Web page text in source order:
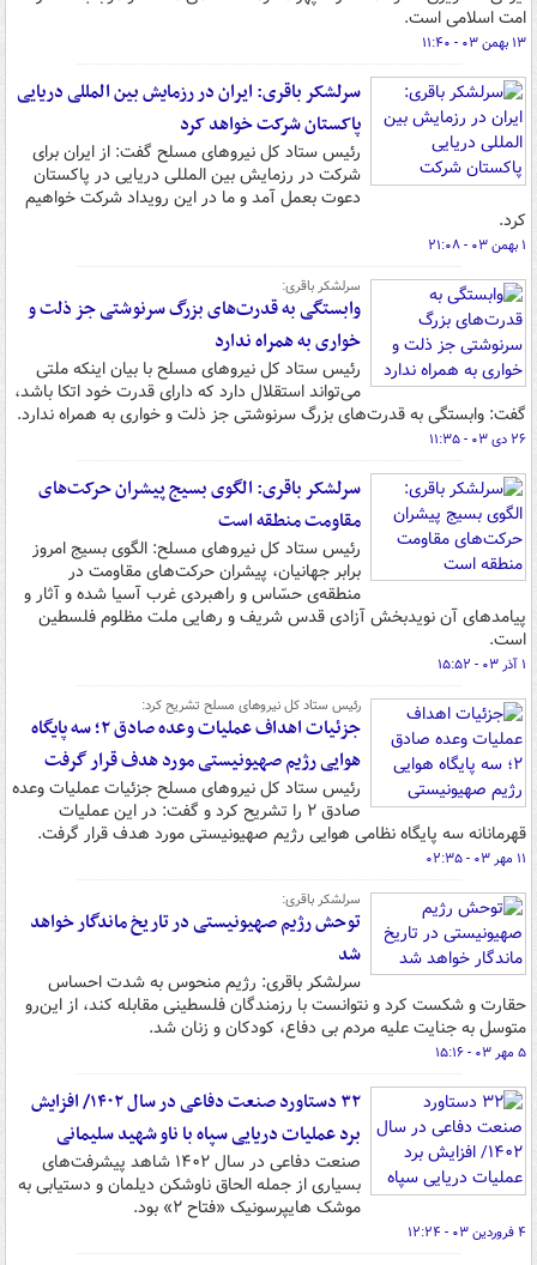
امت اسلامی است.
۱۳ بهمن ۰۳ - ۱۱:۴۰
سرلشکر باقری: ایران در رزمایش بین المللی دریایی
پاکستان شرکت خواهد کرد
رئیس ستاد کل نیروهای مسلح گفت: از ایران برای
شرکت در رزمایش بین المللی دریایی در پاکستان
دعوت‌ بعمل آمد و ما در این رویداد شرکت خواهیم
کرد.
۱ بهمن ۰۳ - ۲۱:۰۸
سرلشکر باقری:
وابستگی به قدرت‌های بزرگ سرنوشتی جز ذلت و
خواری به همراه ندارد
رئیس ستاد کل نیروهای مسلح با بیان اینکه ملتی
می‌تواند استقلال دارد که دارای قدرت خود اتکا باشد،
گفت: وابستگی به قدرت‌های بزرگ سرنوشتی جز ذلت و خواری به همراه ندارد.
۲۶ دی ۰۳ - ۱۱:۳۵
سرلشکر باقری: الگوی بسیج پیشران حرکت‌های
مقاومت منطقه است
رئیس ستاد کل نیروهای مسلح: الگوی بسیج امروز
برابر جهانیان، پیشران حرکت‌های مقاومت در
منطقه‌ی حسّاس و راهبردی غرب آسیا شده و آثار و
پیامدهای آن نویدبخش آزادی قدس شریف و رهایی ملت مظلوم فلسطین
است.
۱ آذر ۰۳ - ۱۵:۵۲
رئیس ستاد کل نیروهای مسلح تشریح کرد:
جزئیات اهداف عملیات وعده صادق ۲؛ سه پایگاه
هوایی رژیم صهیونیستی مورد هدف قرار گرفت
رئیس ستاد کل نیروهای مسلح جزئیات عملیات وعده
صادق ۲ را تشریح کرد و گفت: در این عملیات
قهرمانانه سه پایگاه نظامی هوایی رژیم صهیونیستی مورد هدف قرار گرفت.
۱۱ مهر ۰۳ - ۰۲:۳۵
سرلشکر باقری:
توحش رژیم صهیونیستی در تاریخ ماندگار خواهد
شد
سرلشکر باقری: رژیم منحوس به شدت احساس
حقارت و شکست کرد و نتوانست با رزمندگان فلسطینی مقابله کند، از این‌رو
متوسل به جنایت علیه مردم بی دفاع، کودکان و زنان شد.
۵ مهر ۰۳ - ۱۵:۱۶
۳۲ دستاورد صنعت دفاعی در سال ۱۴۰۲/ افزایش
برد عملیات دریایی سپاه با ناو شهید سلیمانی
صنعت دفاعی در سال ۱۴۰۲ شاهد پیشرفت‌های
بسیاری از جمله الحاق ناوشکن دیلمان و دستیابی به
موشک هایپرسونیک «فتاح ۲» بود.
۴ فروردین ۰۳ - ۱۲:۲۴